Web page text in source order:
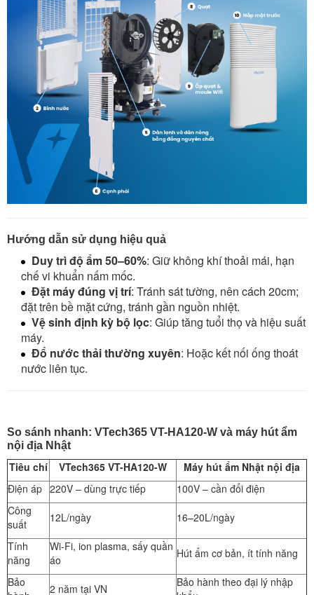
Hướng dẫn sử dụng hiệu quả
Duy trì độ ẩm 50–60%: Giữ không khí thoải mái, hạn
chế vi khuẩn nấm mốc.
Đặt máy đúng vị trí: Tránh sát tường, nên cách 20cm;
đặt trên bề mặt cứng, tránh gần nguồn nhiệt.
Vệ sinh định kỳ bộ lọc: Giúp tăng tuổi thọ và hiệu suất
máy.
Đổ nước thải thường xuyên: Hoặc kết nối ống thoát
nước liên tục.
So sánh nhanh: VTech365 VT-HA120-W và máy hút ẩm
nội địa Nhật
Tiêu chí VTech365 VT-HA120-W
Máy hút ẩm Nhật nội địa
Điện áp 220V – dùng trực tiếp
100V – cần đổi điện
Công
suất
12L/ngày 16–20L/ngày
Tính
năng
Wi-Fi, ion plasma, sấy quần
áo
Hút ẩm cơ bản, ít tính năng
Bảo
2 năm tại VN
Bảo hành theo đại lý nhập